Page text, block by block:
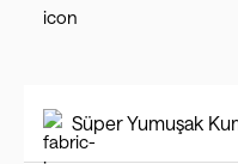
Süper Yumuşak